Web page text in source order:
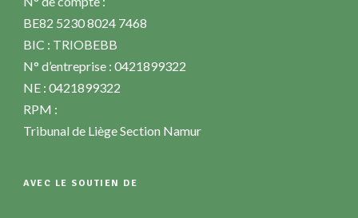
BE82 5230 8024 7468
BIC : TRIOBEBB
N° d’entreprise : 0421899322
NE : 0421899322
RPM :
Tribunal de Liège Section Namur
AVEC LE SOUTIEN DE